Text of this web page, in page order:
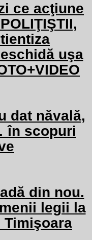
ce acţiune
uşa
dat năvală,
în scopuri
din nou.
legii la
Timişoara